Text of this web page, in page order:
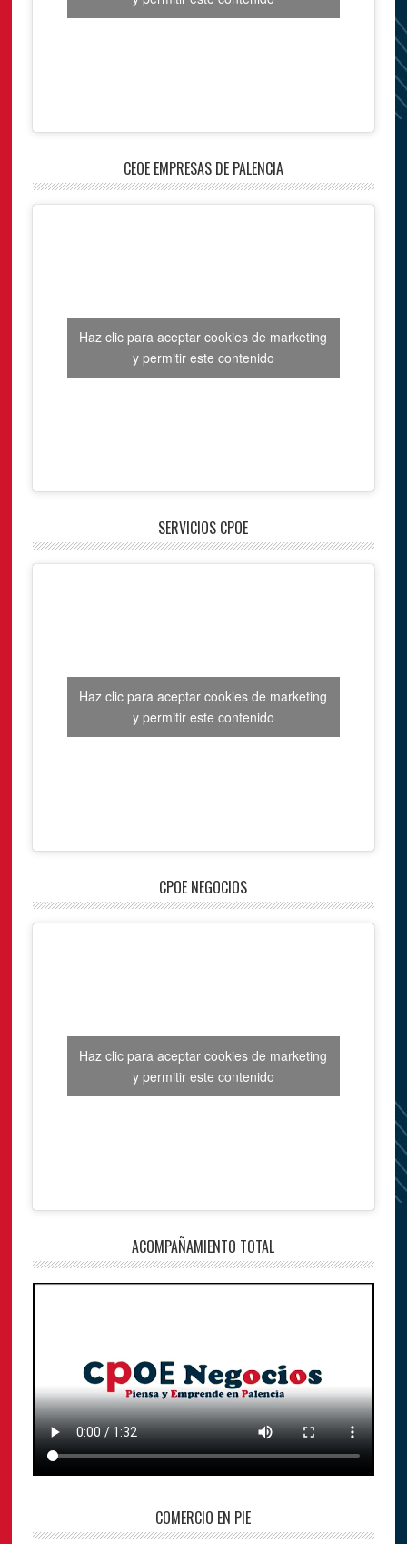
CEOE EMPRESAS DE PALENCIA
Haz clic para aceptar cookies de marketing
y permitir este contenido
SERVICIOS CPOE
Haz clic para aceptar cookies de marketing
y permitir este contenido
CPOE NEGOCIOS
Haz clic para aceptar cookies de marketing
y permitir este contenido
ACOMPAÑAMIENTO TOTAL
COMERCIO EN PIE